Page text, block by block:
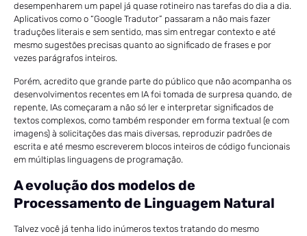
desempenharem um papel já quase rotineiro nas tarefas do dia a dia.
Aplicativos como o “Google Tradutor” passaram a não mais fazer
traduções literais e sem sentido, mas sim entregar contexto e até
mesmo sugestões precisas quanto ao significado de frases e por
vezes parágrafos inteiros.
Porém, acredito que grande parte do público que não acompanha os
desenvolvimentos recentes em IA foi tomada de surpresa quando, de
repente, IAs começaram a não só ler e interpretar significados de
textos complexos, como também responder em forma textual (e com
imagens) à solicitações das mais diversas, reproduzir padrões de
escrita e até mesmo escreverem blocos inteiros de código funcionais
em múltiplas linguagens de programação.
A evolução dos modelos de
Processamento de Linguagem Natural
Talvez você já tenha lido inúmeros textos tratando do mesmo